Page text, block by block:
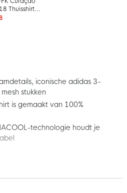
Thuisshirt
iconische adidas 3-
stukken
is gemaakt van 100%
technologie houdt je
Thuisshirt 2026-2028 Dames! Dit